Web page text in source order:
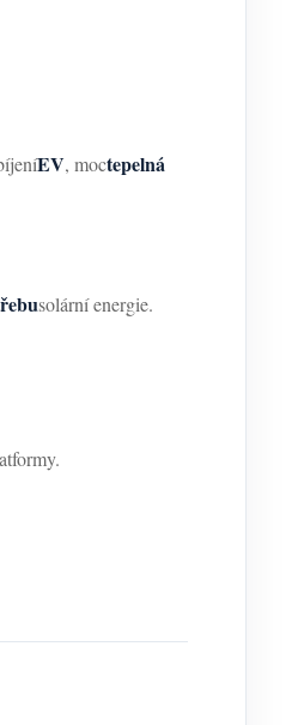
EV, moctepelná
solární energie.